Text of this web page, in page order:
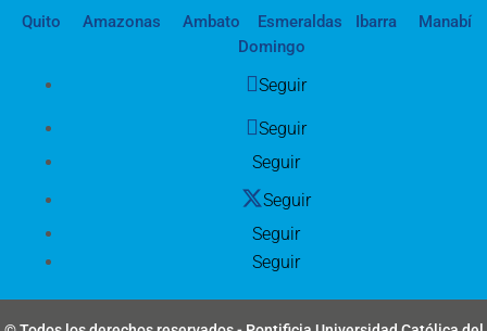
Quito Amazonas Ambato Esmeraldas Ibarra
Manabí
Domingo
Seguir
Seguir
Seguir
Seguir
Seguir
Seguir